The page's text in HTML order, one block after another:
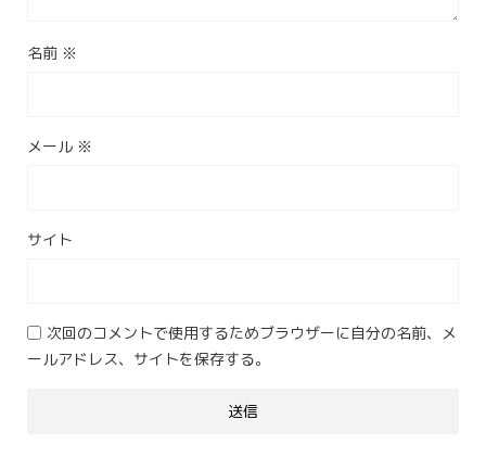
名前 ※
メール ※
サイト
次回のコメントで使用するためブラウザーに自分の名前、メ
ールアドレス、サイトを保存する。